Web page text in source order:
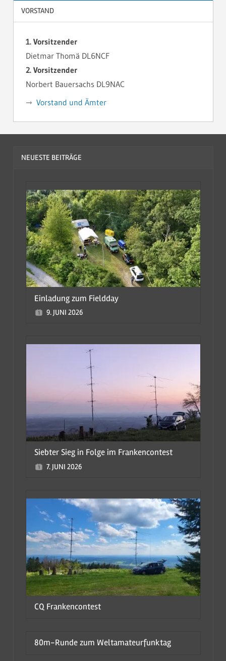
VORSTAND
1. Vorsitzender
Dietmar Thomä DL6NCF
2. Vorsitzender
Norbert Bauersachs DL9NAC
Vorstand und Ämter
NEUESTE BEITRÄGE
Einladung zum Fieldday
9. JUNI 2026
Siebter Sieg in Folge im Frankencontest
7. JUNI 2026
CQ Frankencontest
80m-Runde zum Weltamateurfunktag